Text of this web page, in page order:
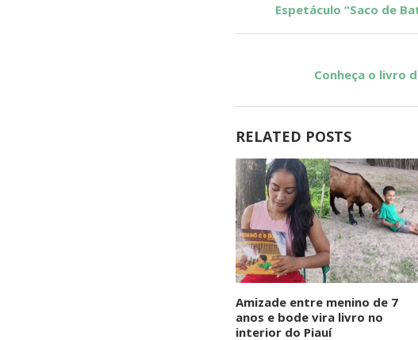
Espetáculo “Saco de
Conheça o livro
RELATED POSTS
Amizade entre menino de 7
anos e bode vira livro no
interior do Piauí